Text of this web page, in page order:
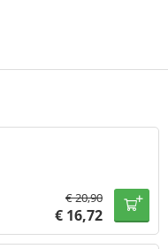
€20,90
€ 16,72